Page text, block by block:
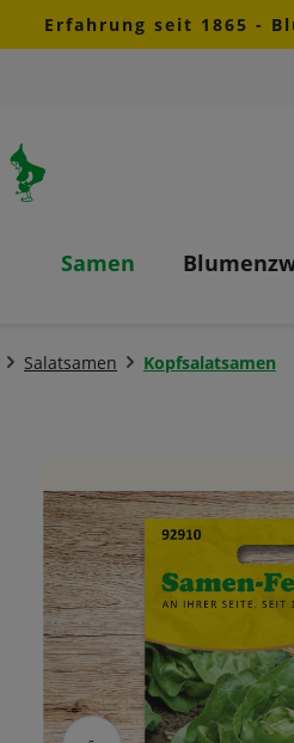
Erfahrung seit 1865 -
Samen
Salatsamen Kopfsalatsamen